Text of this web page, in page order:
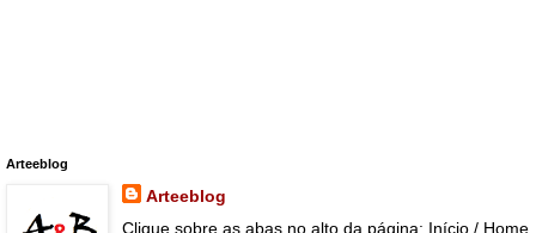
Arteeblog
Arteeblog
Clique sobre as abas no alto da página: Início / Home